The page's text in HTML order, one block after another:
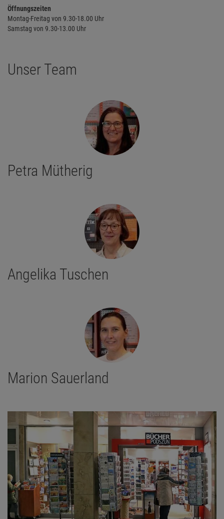
Öffnungszeiten
Montag-Freitag von 9.30-18.00 Uhr
Samstag von 9.30-13.00 Uhr
Unser Team
Petra Mütherig
Angelika Tuschen
Marion Sauerland